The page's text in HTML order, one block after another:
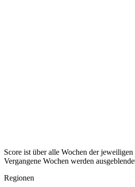
Score ist über alle Wochen der
Vergangene Wochen werden
Regionen